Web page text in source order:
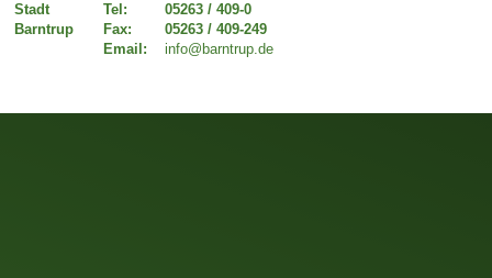
Tel:
Fax:
Email:
05263 / 409-0
05263 / 409-249
info@barntrup.de